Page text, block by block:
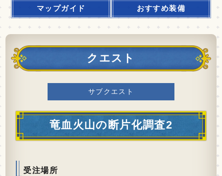
マップガイド おすすめ装備
クエスト
サブクエスト
竜血火山の断片化調査2
受注場所